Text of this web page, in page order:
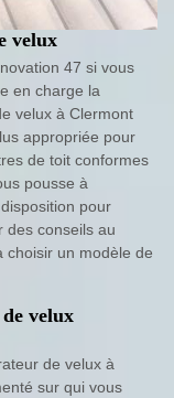
velux
47 si vous
en charge la
velux à Clermont
appropriée pour
de toit conformes
pousse à
pour
des conseils au
choisir un modèle de
velux
de velux à
sur qui vous